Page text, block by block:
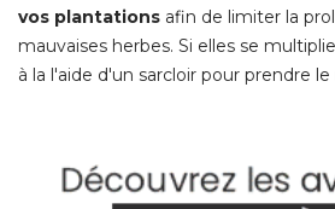
vos plantations afin de limiter la
mauvaises herbes. Si elles se
à la l'aide d'un sarcloir pour prendre le